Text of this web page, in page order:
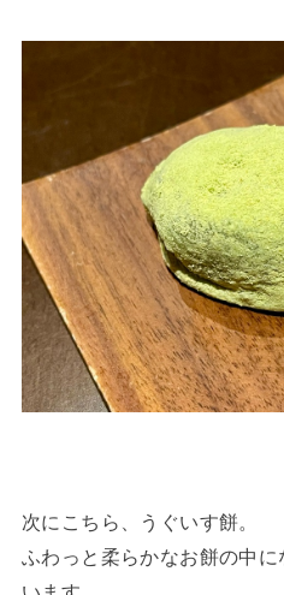
次にこちら、うぐいす餅。
ふわっと柔らかなお餅の中